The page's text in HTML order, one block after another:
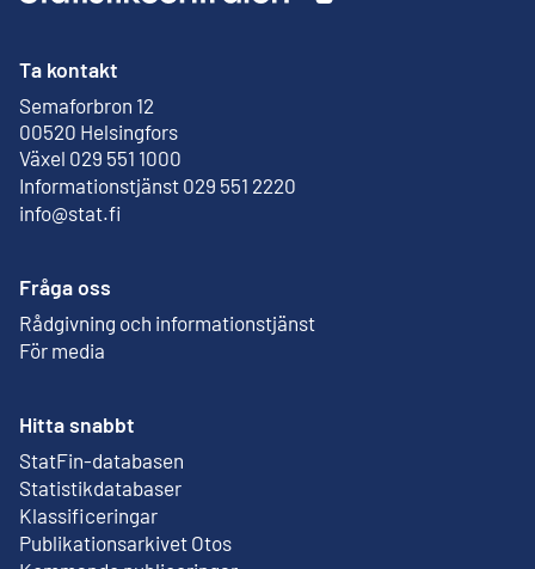
Ta kontakt
Semaforbron 12
00520 Helsingfors
Extern länk
Växel 029 551 1000
Informationstjänst 029 551 2220
info@stat.fi
Fråga oss
Rådgivning och informationstjänst
För media
Hitta snabbt
StatFin-databasen
Extern länk
Statistikdatabaser
Klassificeringar
Publikationsarkivet Otos
Extern länk